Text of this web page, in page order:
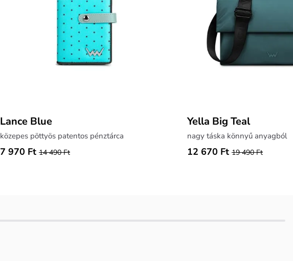
Lance Blue
közepes pöttyös patentos pénztárca
7 970 Ft 14 490 Ft
Yella Big Teal
nagy táska könnyű anyagból
12 670 Ft 19 490 Ft